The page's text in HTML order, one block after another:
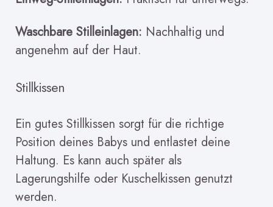
Waschbare Stilleinlagen: Nachhaltig und
angenehm auf der Haut.
Stillkissen
Ein gutes Stillkissen sorgt für die richtige
Position deines Babys und entlastet deine
Haltung. Es kann auch später als
Lagerungshilfe oder Kuschelkissen genutzt
werden.